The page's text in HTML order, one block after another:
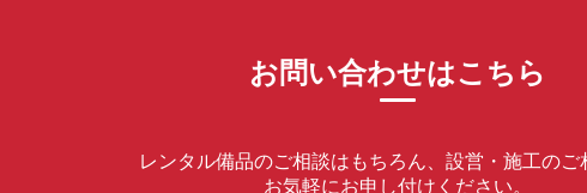
お問い合わせはこちら
レンタル備品のご相談はもちろん、設営・施工のご
お気軽にお申し付けください。